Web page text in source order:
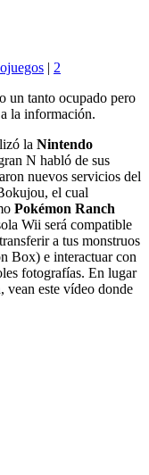
| 2
un tanto ocupado pero
la información.
la Nintendo
N habló de sus
nuevos servicios del
el cual
Pokémon Ranch
Wii será compatible
a tus monstruos
Box) e interactuar con
fotografías. En lugar
vean este vídeo donde